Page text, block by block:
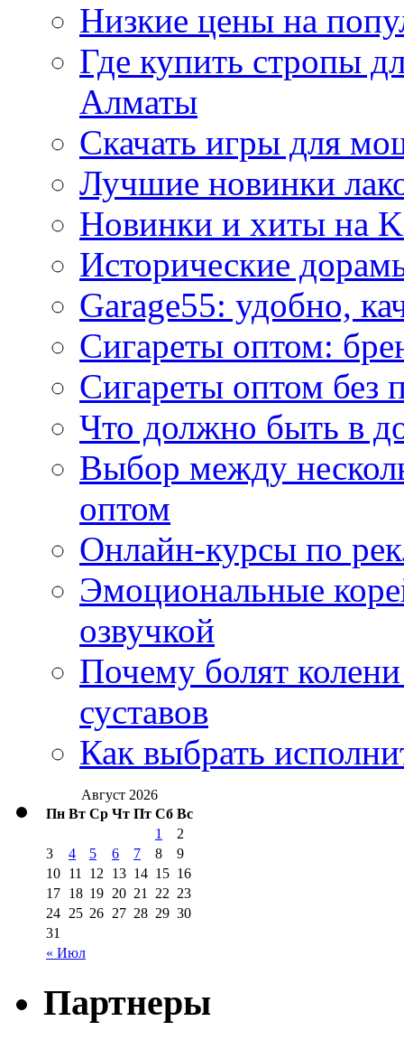
Низкие цены на
Где купить стропы
Алматы
Скачать игры для
Лучшие новинки
Новинки и хиты на
Исторические
Garage55: удобно,
Сигареты оптом:
Сигареты оптом без
Что должно быть в
Выбор между
оптом
Онлайн-курсы по
Эмоциональные
озвучкой
Почему болят
суставов
Как выбрать
Август 2026
Пн Вт Ср Чт Пт Сб Вс
« Июл
1
2
3
4 5 6 7 8
9
10 11 12 13 14 15 16
17 18 19 20 21 22 23
24 25 26 27 28 29 30
31
Партнеры